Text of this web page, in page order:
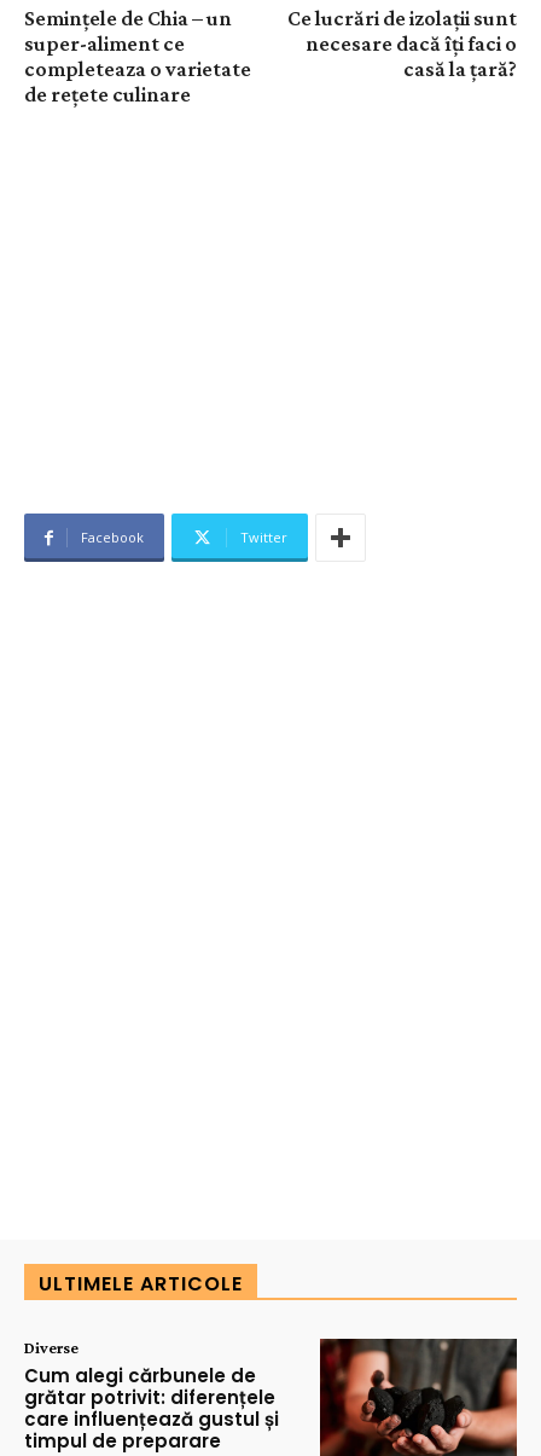
Semințele de Chia – un
super-aliment ce
completeaza o varietate
de rețete culinare
Ce lucrări de izolații sunt
necesare dacă îți faci o
casă la țară?
Facebook Twitter
ULTIMELE ARTICOLE
Diverse
Cum alegi cărbunele de
grătar potrivit: diferențele
care influențează gustul și
timpul de preparare